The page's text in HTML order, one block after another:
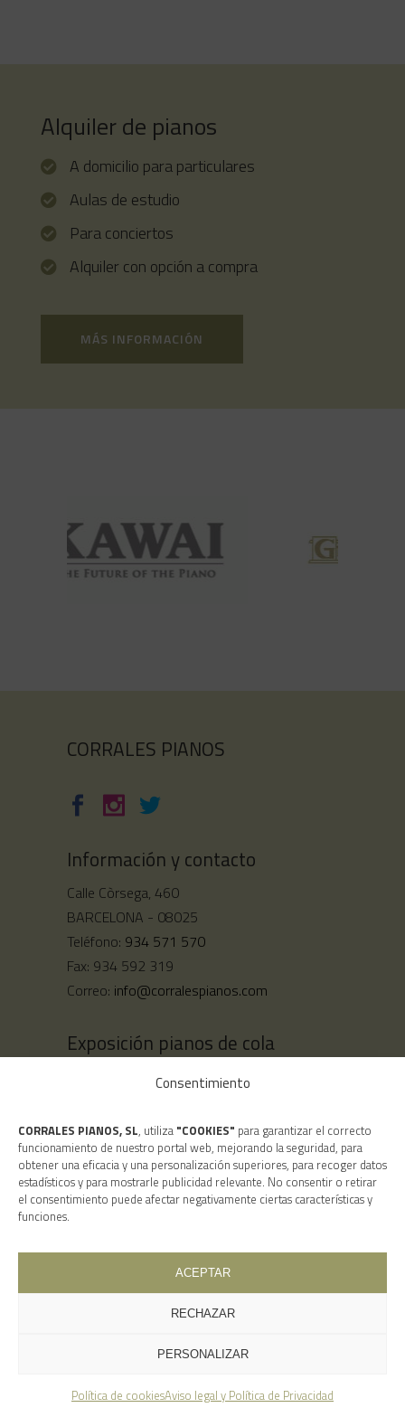
Consentimiento
CORRALES PIANOS, SL, utiliza "COOKIES" para garantizar el correcto
funcionamiento de nuestro portal web, mejorando la seguridad, para
obtener una eficacia y una personalización superiores, para recoger datos
estadísticos y para mostrarle publicidad relevante. No consentir o retirar
el consentimiento puede afectar negativamente ciertas características y
funciones.
ACEPTAR
RECHAZAR
PERSONALIZAR
Política de cookiesAviso legal y Política de Privacidad
Alquiler de pianos
A domicilio para particulares
Aulas de estudio
Para conciertos
Alquiler con opción a compra
MÁS INFORMACIÓN
CORRALES PIANOS
Información y contacto
Calle Còrsega, 460
BARCELONA - 08025
Teléfono: 934 571 570
Fax: 934 592 319
Correo: info@corralespianos.com
Exposición pianos de cola
Calle Còrsega, 444
Buscar
Corrales Pianoscopyright © 2023. Todos